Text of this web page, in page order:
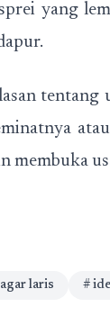
yang
tentang
membuka
laris #